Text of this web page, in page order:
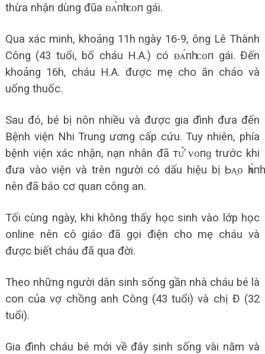
thừa nhận dùng đũa ᴆᴀ́пһ ᴄᴏп gái.
Qua xác minh, khoảng 11h ngày 16-9, ông Lê Thành
Công (43 tuổi, bố cháu H.A.) có ᴆᴀ́пһ ᴄᴏп gái. Đến
khoảng 16h, cháu H.A. được mẹ cho ăn cháo và
uống thuốc.
Sau đó, bé bị nôn nhiều và được gia đình đưa đến
Bệnh viện Nhi Trung ương cấp cứu. Tuy nhiên, phía
bệnh viện xác nhận, nạn nhân đã тᴜ̛̉ ᴠᴏпɡ trước khi
đưa vào viện và trên người có dấu hiệu bị Ьᴀ̣ᴏ һᴀ̀пһ
nên đã báo cơ quan công an.
Tối cùng ngày, khi không thấy học sinh vào lớp học
online nên cô giáo đã gọi điện cho mẹ cháu và
được biết cháu đã qua đời.
Theo những người dân sinh sống gần nhà cháu bé là
con của vợ chồng anh Công (43 tuổi) và chị Đ (32
tuổi).
Gia đình cháu bé mới về đây sinh sống vài năm và